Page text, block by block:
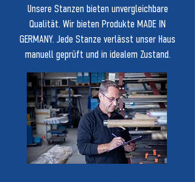
Unsere Stanzen bieten unvergleichbare
Qualität. Wir bieten Produkte MADE IN
GERMANY. Jede Stanze verlässt unser Haus
manuell geprüft und in idealem Zustand.